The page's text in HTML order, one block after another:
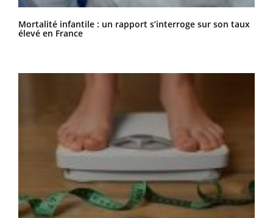
Mortalité infantile : un rapport s’interroge sur son taux
élevé en France